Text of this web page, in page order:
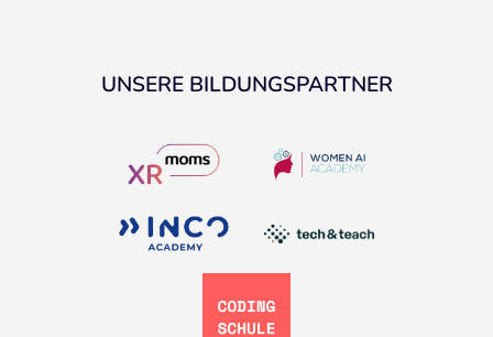
UNSERE BILDUNGSPARTNER